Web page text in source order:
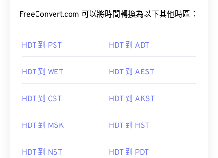
FreeConvert.com 可以將時間轉換為以下其他時區：
HDT 到 PST HDT 到 ADT
HDT 到 WET HDT 到 AEST
HDT 到 CST HDT 到 AKST
HDT 到 MSK HDT 到 HST
HDT 到 NST HDT 到 PDT